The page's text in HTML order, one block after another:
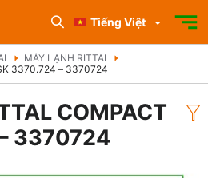
Tiếng Việt
MÁY LẠNH RITTAL
3370.724 – 3370724
COMPACT
3370724